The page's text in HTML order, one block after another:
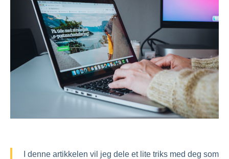
I denne artikkelen vil jeg dele et lite triks med deg som